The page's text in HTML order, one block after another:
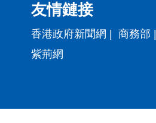
友情鏈接
香港政府新聞網 商務部
紫荊網